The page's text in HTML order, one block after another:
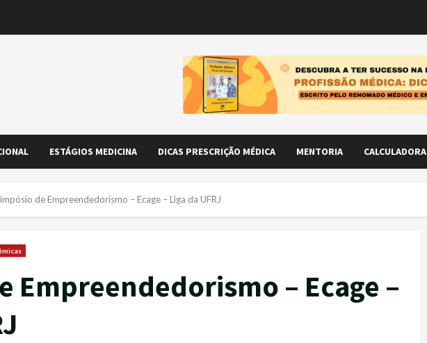
ESTÁGIOS MEDICINA DICAS PRESCRIÇÃO MÉDICA MENTORIA CALCULADORA
de Empreendedorismo – Ecage – Liga da UFRJ
Empreendedorismo – Ecage –